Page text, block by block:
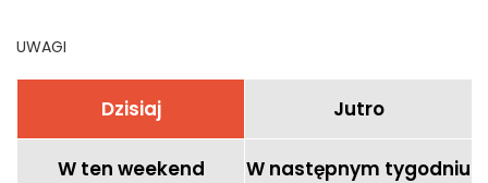
UWAGI
Dzisiaj Jutro
W ten weekend W następnym tygodniu